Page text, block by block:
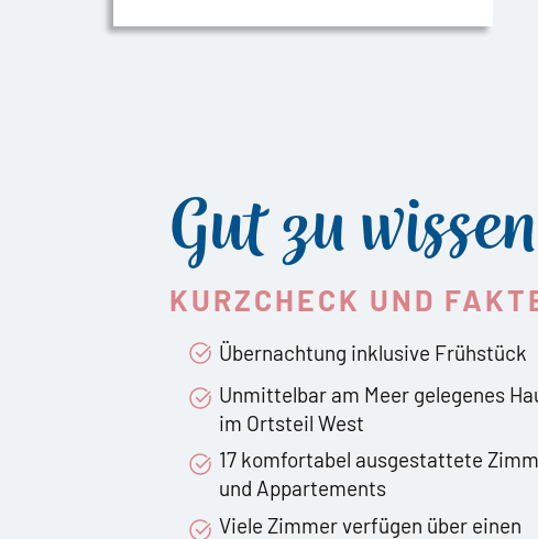
Gut zu wissen
KURZCHECK UND
Übernachtung inklusive Frühstück
Unmittelbar am Meer gelegenes
im Ortsteil West
17 komfortabel ausgestattete
und Appartements
Viele Zimmer verfügen über einen